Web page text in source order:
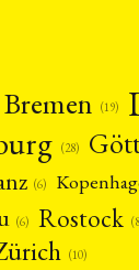
Bremen (19)
(28)
(6)
(6) Rostock
(10)